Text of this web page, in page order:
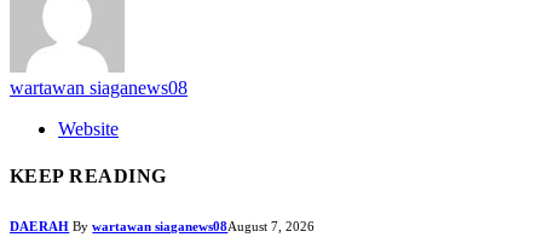
wartawan siaganews08
Website
KEEP READING
DAERAH By wartawan siaganews08August 7, 2026